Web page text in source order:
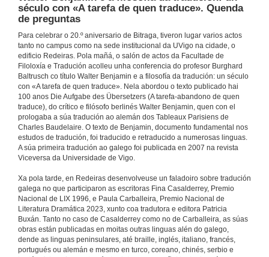
século con «A tarefa de quen traduce». Quenda
de preguntas
Para celebrar o 20.º aniversario de Bitraga, tiveron lugar varios actos
tanto no campus como na sede institucional da UVigo na cidade, o
edificio Redeiras. Pola mañá, o salón de actos da Facultade de
Filoloxía e Tradución acolleu unha conferencia do profesor Burghard
Baltrusch co título Walter Benjamin e a filosofía da tradución: un século
con «A tarefa de quen traduce». Nela abordou o texto publicado hai
100 anos Die Aufgabe des Übersetzers (A tarefa-abandono de quen
traduce), do crítico e filósofo berlinés Walter Benjamin, quen con el
prologaba a súa tradución ao alemán dos Tableaux Parisiens de
Charles Baudelaire. O texto de Benjamin, documento fundamental nos
estudos de tradución, foi traducido e retraducido a numerosas linguas.
A súa primeira tradución ao galego foi publicada en 2007 na revista
Viceversa da Universidade de Vigo.
Xa pola tarde, en Redeiras desenvolveuse un faladoiro sobre tradución
galega no que participaron as escritoras Fina Casalderrey, Premio
Nacional de LIX 1996, e Paula Carballeira, Premio Nacional de
Literatura Dramática 2023, xunto coa tradutora e editora Patricia
Buxán. Tanto no caso de Casalderrey como no de Carballeira, as súas
obras están publicadas en moitas outras linguas alén do galego,
dende as linguas peninsulares, até braille, inglés, italiano, francés,
portugués ou alemán e mesmo en turco, coreano, chinés, serbio e